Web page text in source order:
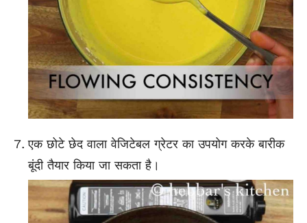
एक छोटे छेद वाला वेजिटेबल ग्रेटर का उपयोग करके बारीक
बूंदी तैयार किया जा सकता है।